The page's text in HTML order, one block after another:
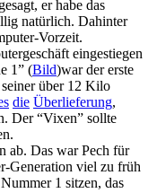
er habe das
natürlich. Dahinter
Vorzeit.
eingestiegen
1” (Bild)war der erste
über 12 Kilo
die Überlieferung,
Der “Vixen” sollte
ab. Das war Pech für
Generation viel zu früh
1 sitzen, das